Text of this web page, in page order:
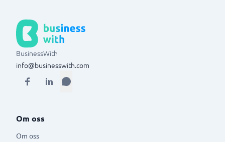
BusinessWith
info@businesswith.com
Om oss
Om oss